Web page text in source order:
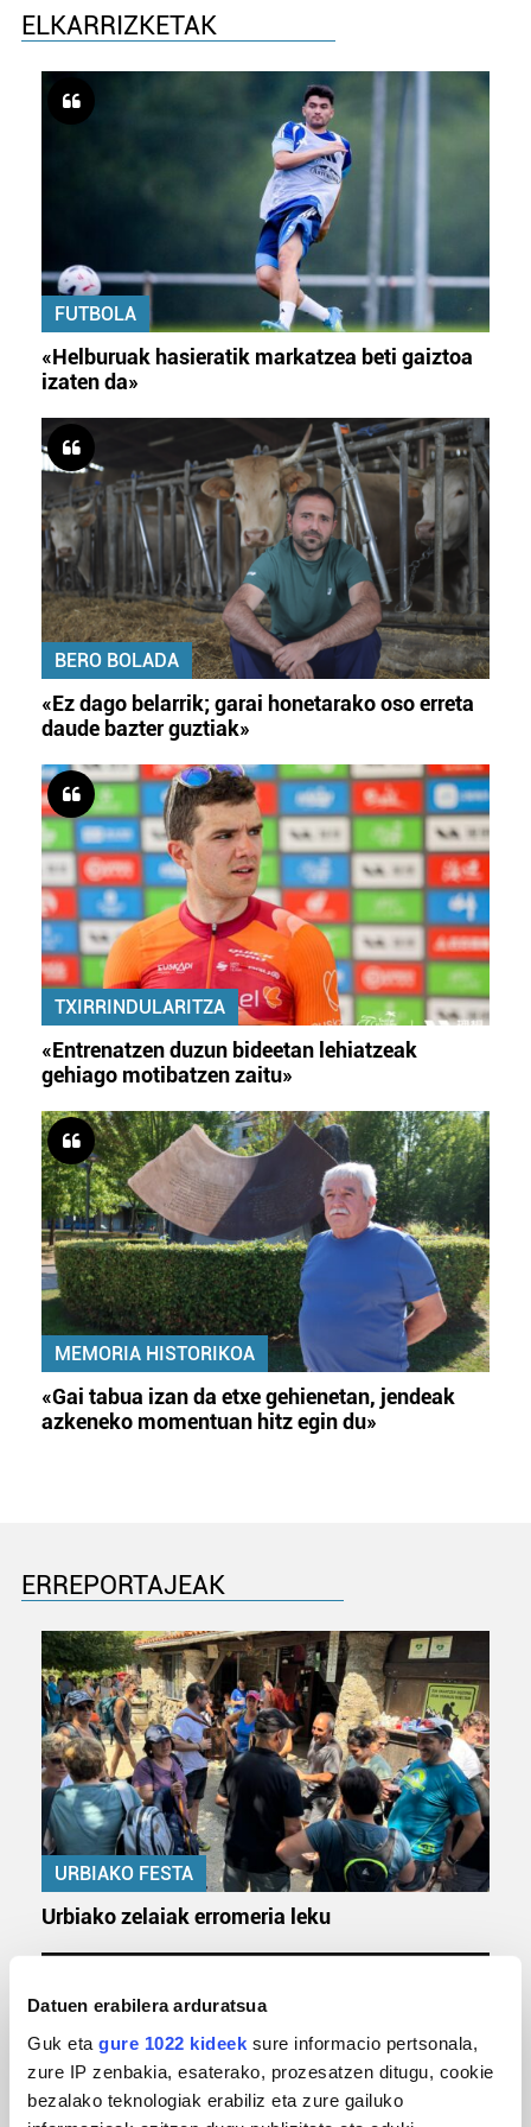
Datuen erabilera arduratsua
Guk eta gure 1022 kideek sure informacio pertsonala,
zure IP zenbakia, esaterako, prozesatzen ditugu, cookie
bezalako teknologiak erabiliz eta zure gailuko
ELKARRIZKETAK
FUTBOLA
«Helburuak hasieratik markatzea beti gaiztoa
izaten da»
BERO BOLADA
«Ez dago belarrik; garai honetarako oso erreta
daude bazter guztiak»
TXIRRINDULARITZA
«Entrenatzen duzun bideetan lehiatzeak
gehiago motibatzen zaitu»
MEMORIA HISTORIKOA
«Gai tabua izan da etxe gehienetan, jendeak
azkeneko momentuan hitz egin du»
ERREPORTAJEAK
URBIAKO FESTA
Urbiako zelaiak erromeria leku